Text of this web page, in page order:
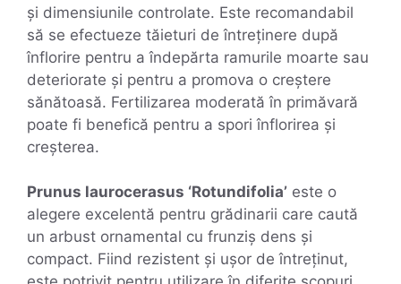
și dimensiunile controlate. Este recomandabil
să se efectueze tăieturi de întreținere după
înflorire pentru a îndepărta ramurile moarte sau
deteriorate și pentru a promova o creștere
sănătoasă. Fertilizarea moderată în primăvară
poate fi benefică pentru a spori înflorirea și
creșterea.
Prunus laurocerasus ‘Rotundifolia’ este o
alegere excelentă pentru grădinarii care caută
un arbust ornamental cu frunziș dens și
compact. Fiind rezistent și ușor de întreținut,